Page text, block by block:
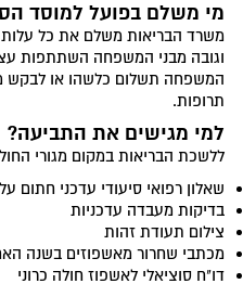
מי משלם בפועל למוסד
משרד הבריאות משלם את כל עלות
וגובה מבני המשפחה השתתפות
המשפחה תשלום כלשהו או לבקש
תרופות.
למי מגישים את התביעה?
ללשכת הבריאות במקום מגורי
שאלון רפואי סיעודי עדכני חתום
בדיקות מעבדה עדכניות
צילום תעודת זהות
מכתבי שחרור מאשפוזים בשנה
דו"ח סוציאלי לאשפוז חולה כרוני